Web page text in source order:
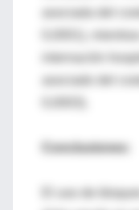
0,0001),
Conclusiones:
El uso de